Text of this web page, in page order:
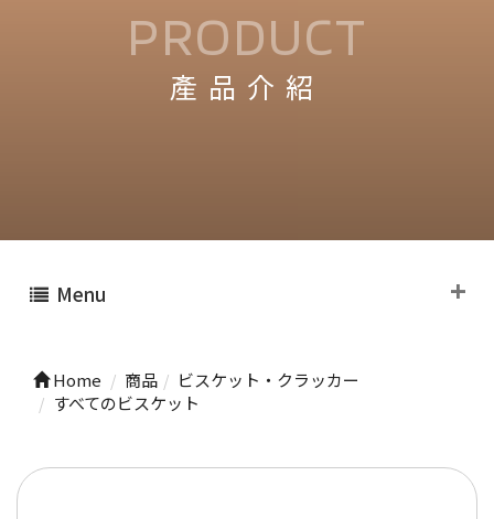
PRODUCT
產品介紹
Menu
Home 商品
ビスケット・クラッカー
すべてのビスケット